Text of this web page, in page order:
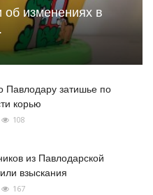
изменениях в
Павлодару затишье по
корью
108
из Павлодарской
взыскания
167